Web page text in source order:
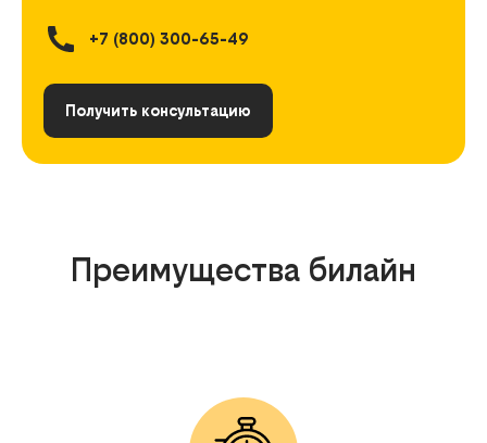
+7 (800) 300-65-49
Получить консультацию
Преимущества билайн